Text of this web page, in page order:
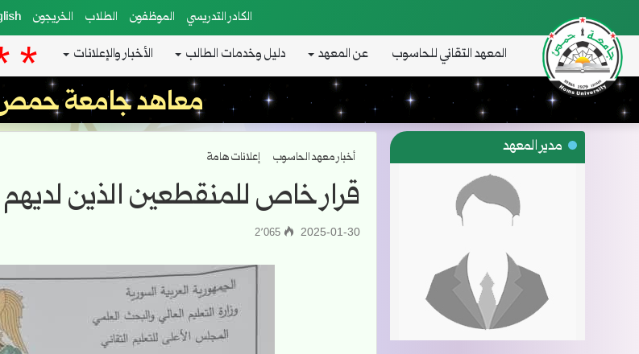
الكادر التدريسي الموظفون الطلاب الخريجون
المعهد التقاني للحاسوب عن المعهد دليل وخدمات الطالب الأخبار والإعلانات
معاهد جامعة
أخبار معهد الحاسوب إعلانات هامة
قرار خاص للمنقطعين الذين
2025-01-30
مدير المعهد